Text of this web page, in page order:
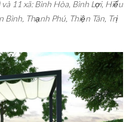
11 xã: Bình Hòa, Bình Lợi, Hiếu
Bình, Thạnh Phú, Thiện Tân, Trị